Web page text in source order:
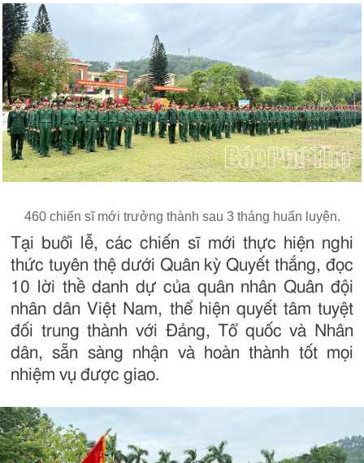
460 chiến sĩ mới trưởng thành sau 3 tháng huấn luyện.
Tại buổi lễ, các chiến sĩ mới thực hiện nghi
thức tuyên thệ dưới Quân kỳ Quyết thắng, đọc
10 lời thề danh dự của quân nhân Quân đội
nhân dân Việt Nam, thể hiện quyết tâm tuyệt
đối trung thành với Đảng, Tổ quốc và Nhân
dân, sẵn sàng nhận và hoàn thành tốt mọi
nhiệm vụ được giao.